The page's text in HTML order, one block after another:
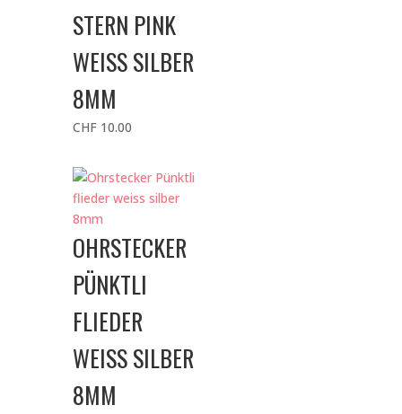
STERN PINK
WEISS SILBER
8MM
CHF10.00
OHRSTECKER
PÜNKTLI
FLIEDER
WEISS SILBER
8MM